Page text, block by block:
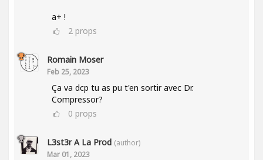
a+ !
2 props
Romain Moser
Feb 25, 2023
Ça va dcp tu as pu t'en sortir avec Dr.
Compressor?
0 props
L3st3r A La Prod (author)
Mar 01, 2023